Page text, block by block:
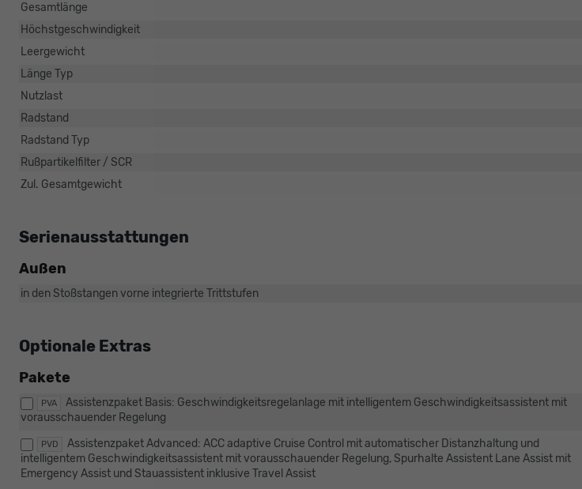
Gesamtlänge
Höchstgeschwindigkeit
Leergewicht
Länge Typ
Nutzlast
Radstand
Radstand Typ
Rußpartikelfilter / SCR
Zul. Gesamtgewicht
Serienausstattungen
Außen
in den Stoßstangen vorne integrierte Trittstufen
Optionale Extras
Pakete
PVA
Assistenzpaket Basis: Geschwindigkeitsregelanlage mit intelligentem Geschwindigkeitsassistent mit
vorausschauender Regelung
PVD
Assistenzpaket Advanced: ACC adaptive Cruise Control mit automatischer Distanzhaltung und
intelligentem Geschwindigkeitsassistent mit vorausschauender Regelung, Spurhalte Assistent Lane Assist mit
Emergency Assist und Stauassistent inklusive Travel Assist